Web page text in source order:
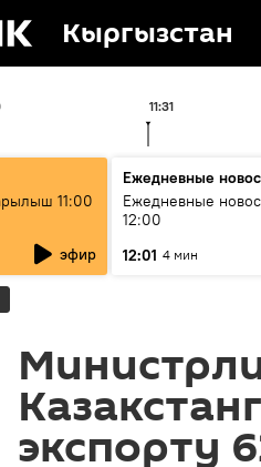
Кыргызстан
11:31
11:00
эфир
Ежедневные
Ежедневные
12:00
12:01 4 мин
экспорту